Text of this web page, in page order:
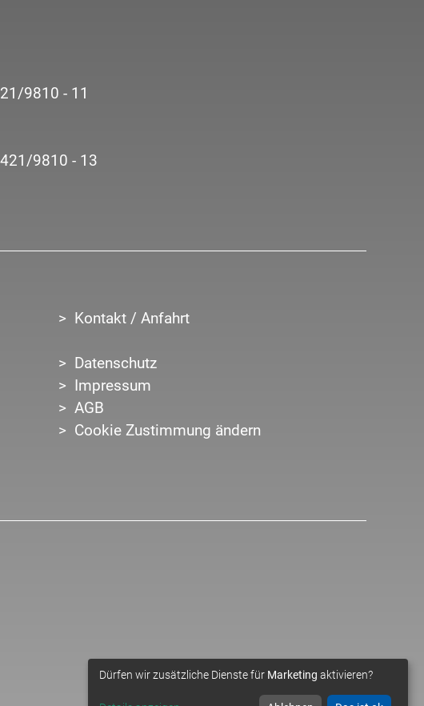
9810 - 11
9810 - 13
Kontakt / Anfahrt
Datenschutz
Impressum
AGB
Cookie Zustimmung ändern
Dürfen wir zusätzliche Dienste für Marketing aktivieren?